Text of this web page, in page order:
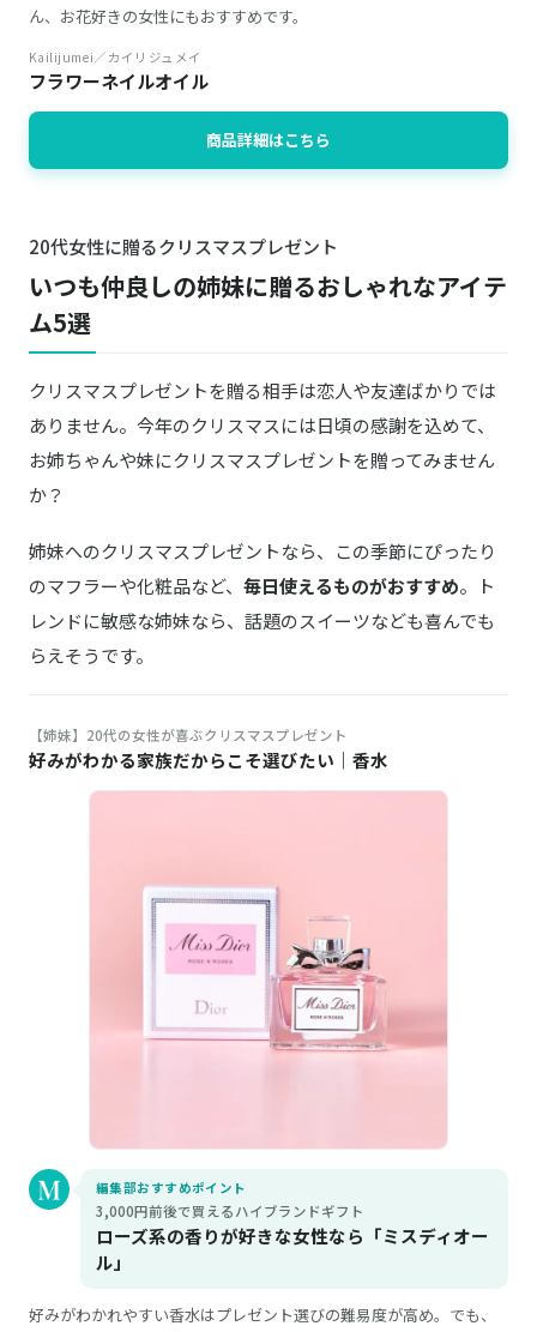
ん、お花好きの女性にもおすすめです。
Kailijumei／カイリジュメイ
フラワーネイルオイル
商品詳細はこちら
20代女性に贈るクリスマスプレゼント
いつも仲良しの姉妹に贈るおしゃれなアイテ
ム5選
クリスマスプレゼントを贈る相手は恋人や友達ばかりでは
ありません。今年のクリスマスには日頃の感謝を込めて、
お姉ちゃんや妹にクリスマスプレゼントを贈ってみません
か？
姉妹へのクリスマスプレゼントなら、この季節にぴったり
のマフラーや化粧品など、 毎日使えるものがおすすめ。ト
レンドに敏感な姉妹なら、話題のスイーツなども喜んでも
らえそうです。
【姉妹】20代の女性が喜ぶクリスマスプレゼント
好みがわかる家族だからこそ選びたい｜香水
編集部おすすめポイント
3,000円前後で買えるハイブランドギフト
ローズ系の香りが好きな女性なら「ミスディオー
ル」
好みがわかれやすい香水はプレゼント選びの難易度が高め。でも、